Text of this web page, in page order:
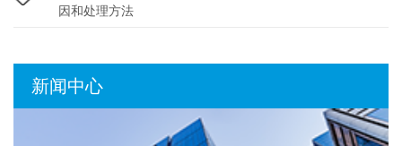
因和处理方法
新闻中心